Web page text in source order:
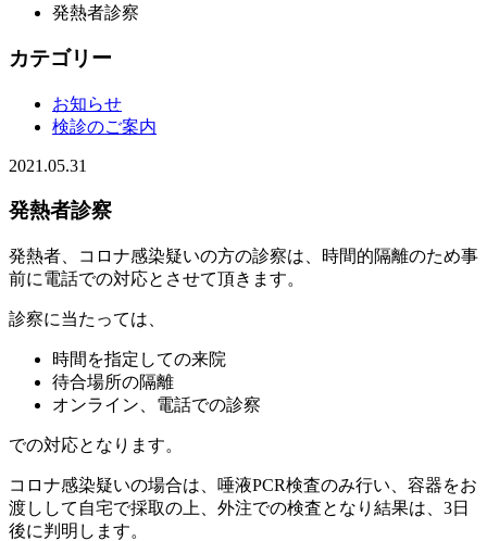
発熱者診察
カテゴリー
お知らせ
検診のご案内
2021.05.31
発熱者診察
発熱者、コロナ感染疑いの方の診察は、時間的隔離のため事
前に電話での対応とさせて頂きます。
診察に当たっては、
時間を指定しての来院
待合場所の隔離
オンライン、電話での診察
での対応となります。
コロナ感染疑いの場合は、唾液PCR検査のみ行い、容器をお
渡しして自宅で採取の上、外注での検査となり結果は、3日
後に判明します。